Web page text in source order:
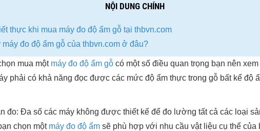
NỘI DUNG CHÍNH
thực khi mua máy đo độ ẩm gỗ tại thbvn.com
đo độ ẩm gỗ của thbvn.com ở đâu?
mua một máy đo độ ẩm gỗ có một số điều quan trọng bạn nên xem
phải có khả năng đọc được các mức độ ẩm thực trong gỗ bất kể độ
đo: Đa số các máy không được thiết kế để đo lường tất cả các loại
chọn một máy đo độ ẩm sẽ phù hợp với nhu cầu vật liệu cụ thể của